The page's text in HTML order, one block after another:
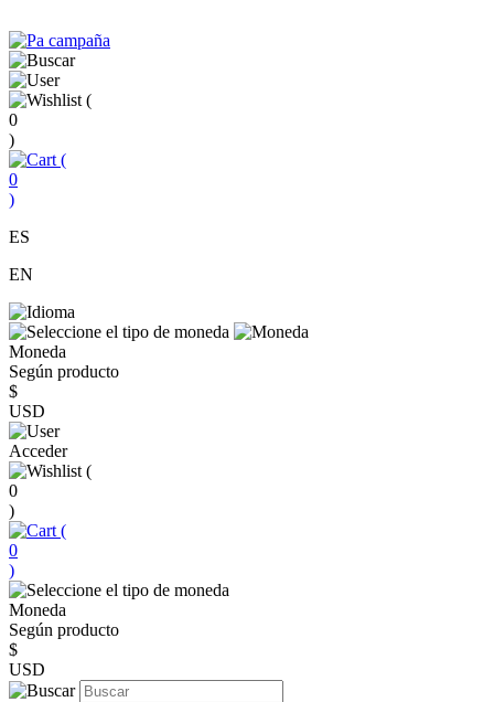
(
0
)
(
0
)
ES
EN
Moneda
Según producto
$
USD
Acceder
(
0
)
(
0
)
Moneda
Según producto
$
USD